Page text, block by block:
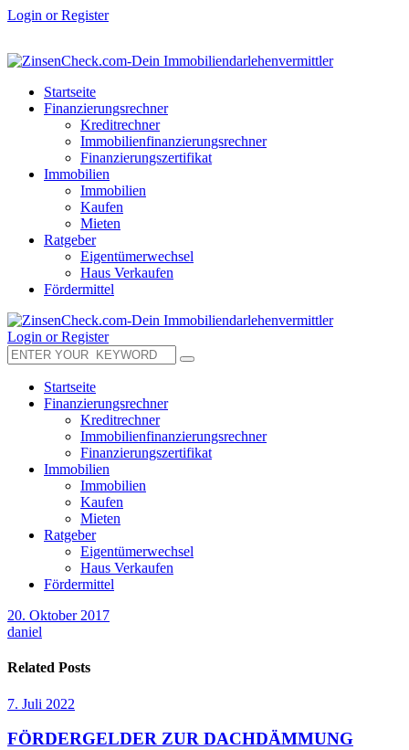
Login or Register
Startseite
Finanzierungsrechner
Kreditrechner
Immobilienfinanzierungsrechner
Finanzierungszertifikat
Immobilien
Immobilien
Kaufen
Mieten
Ratgeber
Eigentümerwechsel
Haus Verkaufen
Fördermittel
Login or Register
Startseite
Finanzierungsrechner
Kreditrechner
Immobilienfinanzierungsrechner
Finanzierungszertifikat
Immobilien
Immobilien
Kaufen
Mieten
Ratgeber
Eigentümerwechsel
Haus Verkaufen
Fördermittel
20. Oktober 2017
daniel
Related Posts
7. Juli 2022
FÖRDERGELDER ZUR DACHDÄMMUNG